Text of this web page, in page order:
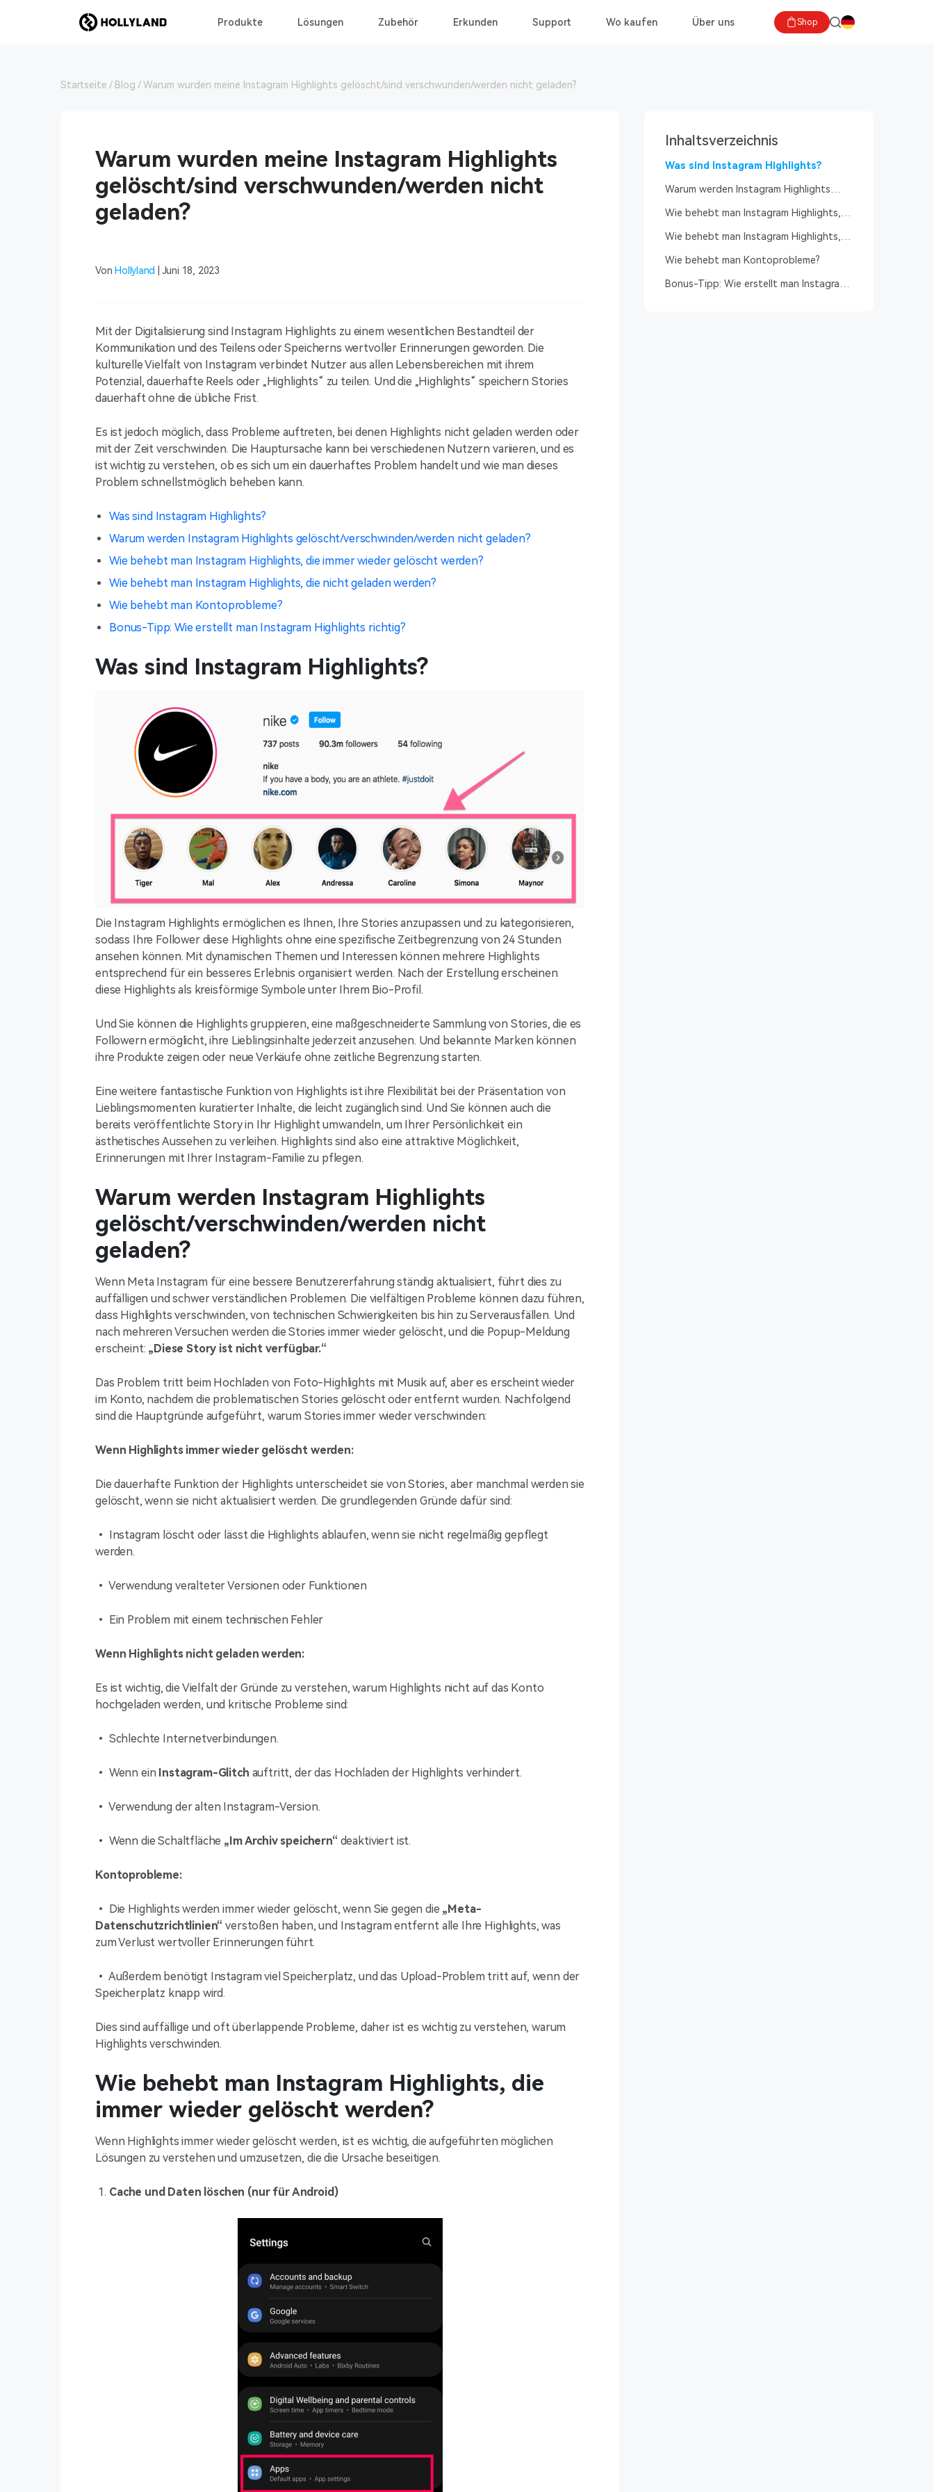
Produkte Lösungen Zubehör Erkunden Support Wo kaufen Über uns Shop
Startseite Blog Warum wurden meine Instagram Highlights gelöscht/sind verschwunden/werden nicht geladen?
Warum wurden meine Instagram Highlights
gelöscht/sind verschwunden/werden nicht
geladen?
Von Hollyland | Juni 18, 2023
Mit der Digitalisierung sind Instagram Highlights zu einem wesentlichen Bestandteil der
Kommunikation und des Teilens oder Speicherns wertvoller Erinnerungen geworden. Die
kulturelle Vielfalt von Instagram verbindet Nutzer aus allen Lebensbereichen mit ihrem
Potenzial, dauerhafte Reels oder „Highlights“ zu teilen. Und die „Highlights“ speichern Stories
dauerhaft ohne die übliche Frist.
Es ist jedoch möglich, dass Probleme auftreten, bei denen Highlights nicht geladen werden oder
mit der Zeit verschwinden. Die Hauptursache kann bei verschiedenen Nutzern variieren, und es
ist wichtig zu verstehen, ob es sich um ein dauerhaftes Problem handelt und wie man dieses
Problem schnellstmöglich beheben kann.
Was sind Instagram Highlights?
Warum werden Instagram Highlights gelöscht/verschwinden/werden nicht geladen?
Wie behebt man Instagram Highlights, die immer wieder gelöscht werden?
Wie behebt man Instagram Highlights, die nicht geladen werden?
Wie behebt man Kontoprobleme?
Bonus-Tipp: Wie erstellt man Instagram Highlights richtig?
Was sind Instagram Highlights?
Die Instagram Highlights ermöglichen es Ihnen, Ihre Stories anzupassen und zu kategorisieren,
sodass Ihre Follower diese Highlights ohne eine spezifische Zeitbegrenzung von 24 Stunden
ansehen können. Mit dynamischen Themen und Interessen können mehrere Highlights
entsprechend für ein besseres Erlebnis organisiert werden. Nach der Erstellung erscheinen
diese Highlights als kreisförmige Symbole unter Ihrem Bio-Profil.
Und Sie können die Highlights gruppieren, eine maßgeschneiderte Sammlung von Stories, die es
Followern ermöglicht, ihre Lieblingsinhalte jederzeit anzusehen. Und bekannte Marken können
ihre Produkte zeigen oder neue Verkäufe ohne zeitliche Begrenzung starten.
Eine weitere fantastische Funktion von Highlights ist ihre Flexibilität bei der Präsentation von
Lieblingsmomenten kuratierter Inhalte, die leicht zugänglich sind. Und Sie können auch die
bereits veröffentlichte Story in Ihr Highlight umwandeln, um Ihrer Persönlichkeit ein
ästhetisches Aussehen zu verleihen. Highlights sind also eine attraktive Möglichkeit,
Erinnerungen mit Ihrer Instagram-Familie zu pflegen.
Warum werden Instagram Highlights
gelöscht/verschwinden/werden nicht
geladen?
Wenn Meta Instagram für eine bessere Benutzererfahrung ständig aktualisiert, führt dies zu
auffälligen und schwer verständlichen Problemen. Die vielfältigen Probleme können dazu führen,
dass Highlights verschwinden, von technischen Schwierigkeiten bis hin zu Serverausfällen. Und
nach mehreren Versuchen werden die Stories immer wieder gelöscht, und die Popup-Meldung
erscheint: „Diese Story ist nicht verfügbar.“
Das Problem tritt beim Hochladen von Foto-Highlights mit Musik auf, aber es erscheint wieder
im Konto, nachdem die problematischen Stories gelöscht oder entfernt wurden. Nachfolgend
sind die Hauptgründe aufgeführt, warum Stories immer wieder verschwinden:
Wenn Highlights immer wieder gelöscht werden:
Die dauerhafte Funktion der Highlights unterscheidet sie von Stories, aber manchmal werden sie
gelöscht, wenn sie nicht aktualisiert werden. Die grundlegenden Gründe dafür sind:
• Instagram löscht oder lässt die Highlights ablaufen, wenn sie nicht regelmäßig gepflegt
werden.
• Verwendung veralteter Versionen oder Funktionen
• Ein Problem mit einem technischen Fehler
Wenn Highlights nicht geladen werden:
Es ist wichtig, die Vielfalt der Gründe zu verstehen, warum Highlights nicht auf das Konto
hochgeladen werden, und kritische Probleme sind:
• Schlechte Internetverbindungen.
• Wenn ein Instagram-Glitch auftritt, der das Hochladen der Highlights verhindert.
• Verwendung der alten Instagram-Version.
• Wenn die Schaltfläche „Im Archiv speichern“ deaktiviert ist.
Kontoprobleme:
• Die Highlights werden immer wieder gelöscht, wenn Sie gegen die „Meta-
Datenschutzrichtlinien“ verstoßen haben, und Instagram entfernt alle Ihre Highlights, was
zum Verlust wertvoller Erinnerungen führt.
• Außerdem benötigt Instagram viel Speicherplatz, und das Upload-Problem tritt auf, wenn der
Speicherplatz knapp wird.
Dies sind auffällige und oft überlappende Probleme, daher ist es wichtig zu verstehen, warum
Highlights verschwinden.
Wie behebt man Instagram Highlights, die
immer wieder gelöscht werden?
Wenn Highlights immer wieder gelöscht werden, ist es wichtig, die aufgeführten möglichen
Lösungen zu verstehen und umzusetzen, die die Ursache beseitigen.
Cache und Daten löschen (nur für Android)
Inhaltsverzeichnis
Was sind Instagram Highlights?
Warum werden Instagram Highlights
geladen?
Wie behebt man Instagram Highlights,
Wie behebt man Instagram Highlights,
Wie behebt man Kontoprobleme?
Bonus-Tipp: Wie erstellt man Instagram